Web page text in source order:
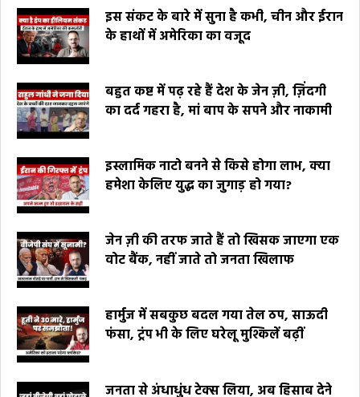
इस संकट के बारे में सुना है कभी, चीन और ईरान
के हाथों में अमेरिका का वजूद
बहुत कष्ट में पढ़ रहे हैं देश के जेन ज़ी, ज़िंदगी
का दर्द गहरा है, मां बाप के सपने और नाकामी
इस्लामिक नाटो बनने से किसे होगा लाभ, क्या
हमेशा केलिए युद्ध का जुगाड़ हो गया?
जेन ज़ी की तरफ जाते हैं तो खिसक जाएगा एक
वोट बैंक, नहीं जाते तो जनता खिलाफ
हार्मुज में सबकुछ बदल गया तेल ठप, साऊदी
फंसा, ट्रंप भी के लिए घरेलू मुश्किलें बढ़ीं
जनता से अंधाधुंध टेक्स लिया, अब हिसाब देने